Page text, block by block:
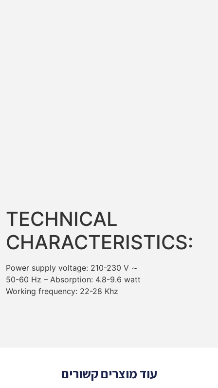
TECHNICAL
CHARACTERISTICS:
Power supply voltage: 210-230 V ∼
50-60 Hz – Absorption: 4.8-9.6 watt
Working frequency: 22-28 Khz
עוד מוצרים קשורים